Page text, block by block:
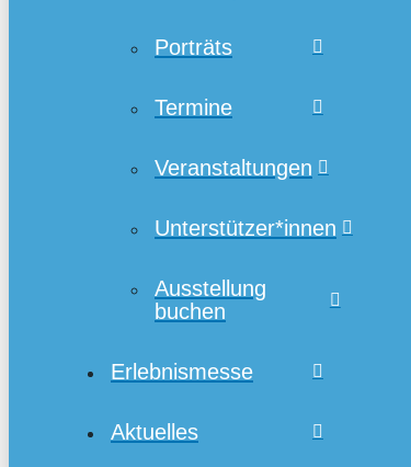
Porträts
Termine
Veranstaltungen
Unterstützer*innen
Ausstellung
buchen
Erlebnismesse
Aktuelles